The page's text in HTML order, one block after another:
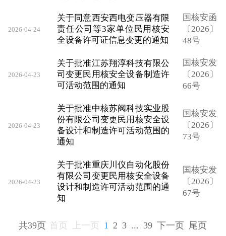
2026-04-24
关于同意西安西电变压器有限
责任公司等3家单位民用核安
全设备许可证信息变更的通知
国核安函
〔2026〕
48号
2026-04-23
关于批准江苏翔淳科技有限公
司变更民用核安全设备制造许
可活动范围的通知
国核安发
〔2026〕
66号
2026-04-23
关于批准中核苏阀科技实业股
份有限公司变更民用核安全设
备设计和制造许可活动范围的
通知
国核安发
〔2026〕
73号
2026-04-23
关于批准重庆川仪自动化股份
有限公司变更民用核安全设备
设计和制造许可活动范围的通
知
国核安发
〔2026〕
67号
共39页 首页 上一页 1 2 3 ... 39 下一页 尾页